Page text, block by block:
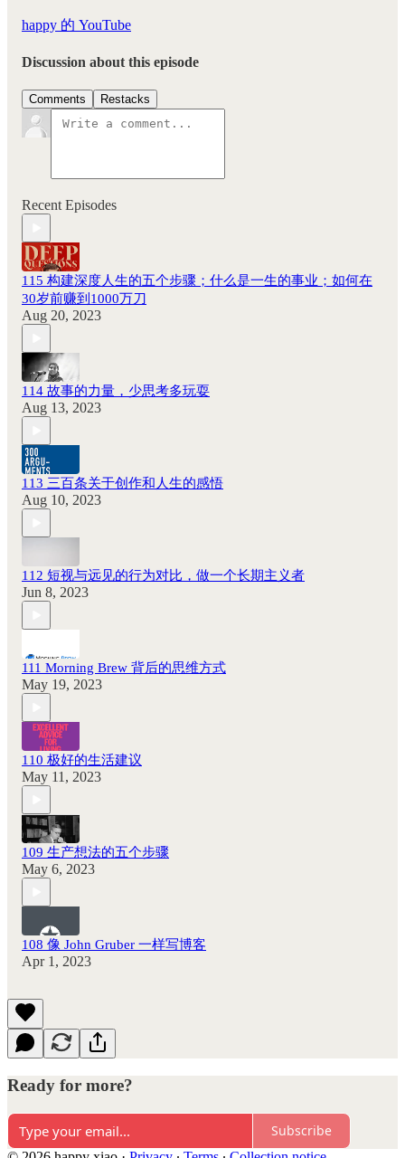
happy 的 YouTube
Discussion about this episode
Comments Restacks
Recent Episodes
115 构建深度人生的五个步骤；什么是一生的事业；如何在
30岁前赚到1000万刀
Aug 20, 2023
114 故事的力量，少思考多玩耍
Aug 13, 2023
113 三百条关于创作和人生的感悟
Aug 10, 2023
112 短视与远见的行为对比，做一个长期主义者
Jun 8, 2023
111 Morning Brew 背后的思维方式
May 19, 2023
110 极好的生活建议
May 11, 2023
109 生产想法的五个步骤
May 6, 2023
108 像 John Gruber 一样写博客
Apr 1, 2023
Ready for more?
Subscribe